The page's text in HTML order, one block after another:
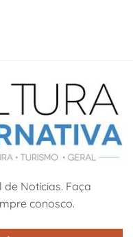
Notícias. Faça
conosco.